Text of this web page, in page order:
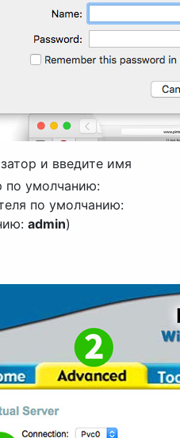
и введите имя
по умолчанию:
по умолчанию:
admin)